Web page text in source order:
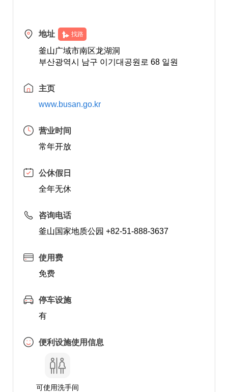
地址 找路
釜山广域市南区龙湖洞
부산광역시 남구 이기대공원로 68 일원
主页
www.busan.go.kr
营业时间
常年开放
公休假日
全年无休
咨询电话
釜山国家地质公园 +82-51-888-3637
使用费
免费
停车设施
有
便利设施使用信息
可使用洗手间